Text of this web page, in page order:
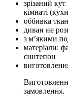
зрізаний
кімнаті
оббивка
диван не
з м’якими
матеріали:
синтепон
замовлення.